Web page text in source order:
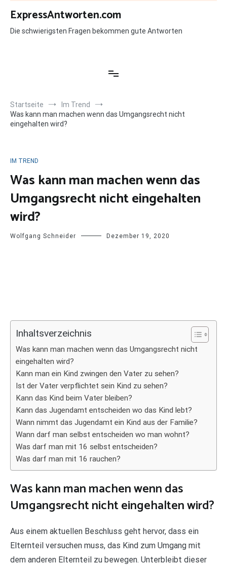
Zum
Inhalt
springen
ExpressAntworten.com
Die schwierigsten Fragen bekommen gute Antworten
Startseite
Im Trend
Was kann man machen wenn das Umgangsrecht nicht
eingehalten wird?
IM TREND
Was kann man machen wenn das
Umgangsrecht nicht eingehalten
wird?
Wolfgang Schneider Dezember 19, 2020
Inhaltsverzeichnis
Was kann man machen wenn das Umgangsrecht nicht
eingehalten wird?
Kann man ein Kind zwingen den Vater zu sehen?
Ist der Vater verpflichtet sein Kind zu sehen?
Kann das Kind beim Vater bleiben?
Kann das Jugendamt entscheiden wo das Kind lebt?
Wann nimmt das Jugendamt ein Kind aus der Familie?
Wann darf man selbst entscheiden wo man wohnt?
Was darf man mit 16 selbst entscheiden?
Was darf man mit 16 rauchen?
Was kann man machen wenn das
Umgangsrecht nicht eingehalten wird?
Aus einem aktuellen Beschluss geht hervor, dass ein
Elternteil versuchen muss, das Kind zum Umgang mit
dem anderen Elternteil zu bewegen. Unterbleibt dieser